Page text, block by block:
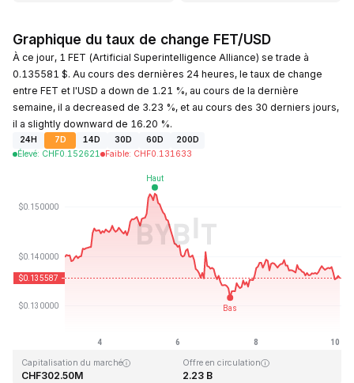
Graphique du taux de change FET/USD
À ce jour, 1 FET (Artificial Superintelligence Alliance) se trade à
0.135581 $. Au cours des dernières 24 heures, le taux de change
entre FET et l'USD a down de 1.21 %, au cours de la dernière
semaine, il a decreased de 3.23 %, et au cours des 30 derniers jours,
il a slightly downward de 16.20 %.
24H 7D 14D 30D 60D
200D
Élevé: CHF0.152621 Faible: CHF0.131633
Dernière mise à jour : 2026-08-10, 02:57 GMT+0
Capitalisation du marché
CHF302.50M
Offre en circulation
2.23 B